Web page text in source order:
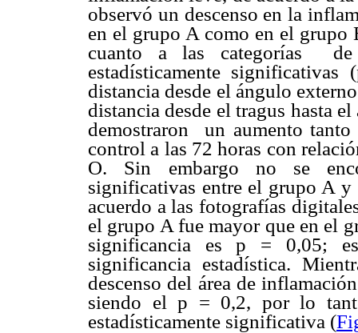
observó un descenso en la
en el grupo A como en el grupo
cuanto a las categorías
estadísticamente
distancia desde el ángulo
distancia desde el tragus hasta
demostraron un aumento
control a las 72 horas con
O. Sin embargo no se
significativas entre el grupo A
acuerdo a las fotografías
el grupo A fue mayor que en el
significancia es p = 0,05;
significancia estadística.
descenso del área de
siendo el p = 0,2, por lo
estadísticamente significativa (